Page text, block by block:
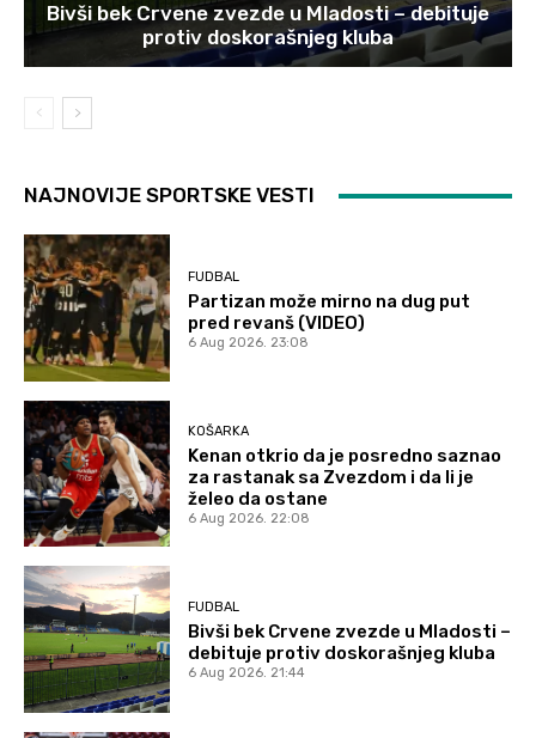
Bivši bek Crvene zvezde u Mladosti – debituje
protiv doskorašnjeg kluba
NAJNOVIJE SPORTSKE VESTI
FUDBAL
Partizan može mirno na dug put
pred revanš (VIDEO)
6 Aug 2026. 23:08
KOŠARKA
Kenan otkrio da je posredno saznao
za rastanak sa Zvezdom i da li je
želeo da ostane
6 Aug 2026. 22:08
FUDBAL
Bivši bek Crvene zvezde u Mladosti –
debituje protiv doskorašnjeg kluba
6 Aug 2026. 21:44